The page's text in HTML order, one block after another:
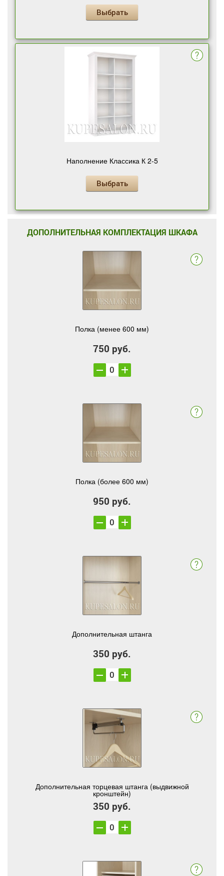
Выбрать
Наполнение Классика К 2-5
Выбрать
ДОПОЛНИТЕЛЬНАЯ КОМПЛЕКТАЦИЯ ШКАФА
Полка (менее 600 мм)
750 руб.
Полка (более 600 мм)
950 руб.
Дополнительная штанга
350 руб.
Дополнительная торцевая штанга (выдвижной
кронштейн)
350 руб.